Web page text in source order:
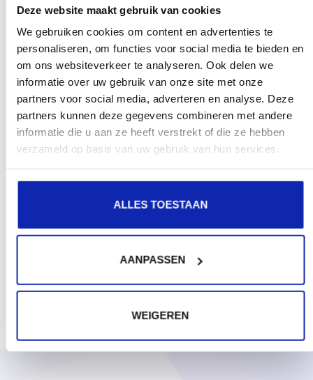
Deze website maakt gebruik van cookies
We gebruiken cookies om content en advertenties te
personaliseren, om functies voor social media te bieden en
om ons websiteverkeer te analyseren. Ook delen we
informatie over uw gebruik van onze site met onze
partners voor social media, adverteren en analyse. Deze
partners kunnen deze gegevens combineren met andere
informatie die u aan ze heeft verstrekt of die ze hebben
verzameld op basis van uw gebruik van hun services.
ALLES TOESTAAN
AANPASSEN
WEIGEREN
.ee
Vanaf € 84,99 / jaar